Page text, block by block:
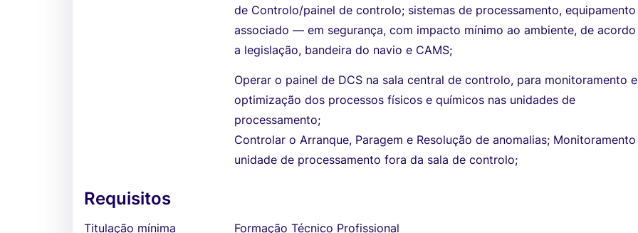
de Controlo/painel de controlo; sistemas de processamento, equipamento
associado — em segurança, com impacto mínimo ao ambiente, de
a legislação, bandeira do navio e CAMS;
Operar o painel de DCS na sala central de controlo, para monitoramento e
optimização dos processos físicos e químicos nas unidades de
processamento;
Controlar o Arranque, Paragem e Resolução de anomalias;
unidade de processamento fora da sala de controlo;
Requisitos
Titulação mínima
Formação Técnico Profissional